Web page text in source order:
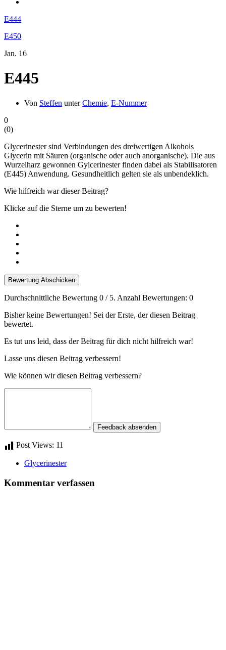
E444
E450
Jan. 16
E445
Von Steffen unterChemie, E-Nummer
0
(0)
Glycerinester sind Verbindungen des dreiwertigen Alkohols
Glycerin mit Säuren (organische oder auch anorganische). Die aus
Wurzelharz gewonnen Gylcerinester finden dabei als Stabilisatoren
(E445) Anwendung. Gesundheitlich gelten sie als unbendeklich.
Wie hilfreich war dieser Beitrag?
Klicke auf die Sterne um zu bewerten!
Bewertung Abschicken
Durchschnittliche Bewertung 0 / 5. Anzahl Bewertungen: 0
Bisher keine Bewertungen! Sei der Erste, der diesen Beitrag
bewertet.
Es tut uns leid, dass der Beitrag für dich nicht hilfreich war!
Lasse uns diesen Beitrag verbessern!
Wie können wir diesen Beitrag verbessern?
Feedback absenden
Post Views: 11
Glycerinester
Kommentar verfassen